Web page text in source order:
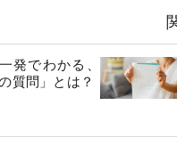
発でわかる、
質問」とは？